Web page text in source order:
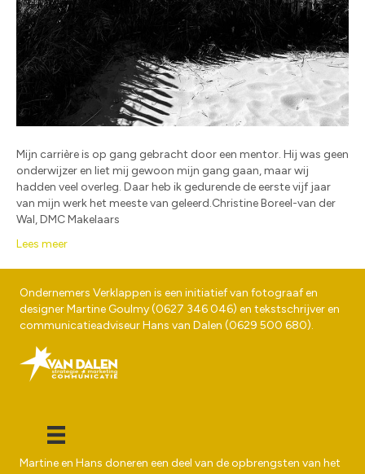
Mijn carrière is op gang gebracht door een mentor. Hij was geen
onderwijzer en liet mij gewoon mijn gang gaan, maar wij
hadden veel overleg. Daar heb ik gedurende de eerste vijf jaar
van mijn werk het meeste van geleerd.Christine Boreel-van der
Wal, DMC Makelaars
Lees meer
Ondernemers Verklappen is een initiatief van fotograaf en
designerMartine Goulmy(0627 346 046) en tekstschrijver en
communicatieadviseurHans van Dalen (0629 500 680).
Martine en Hans doneren een deel van de opbrengsten van het